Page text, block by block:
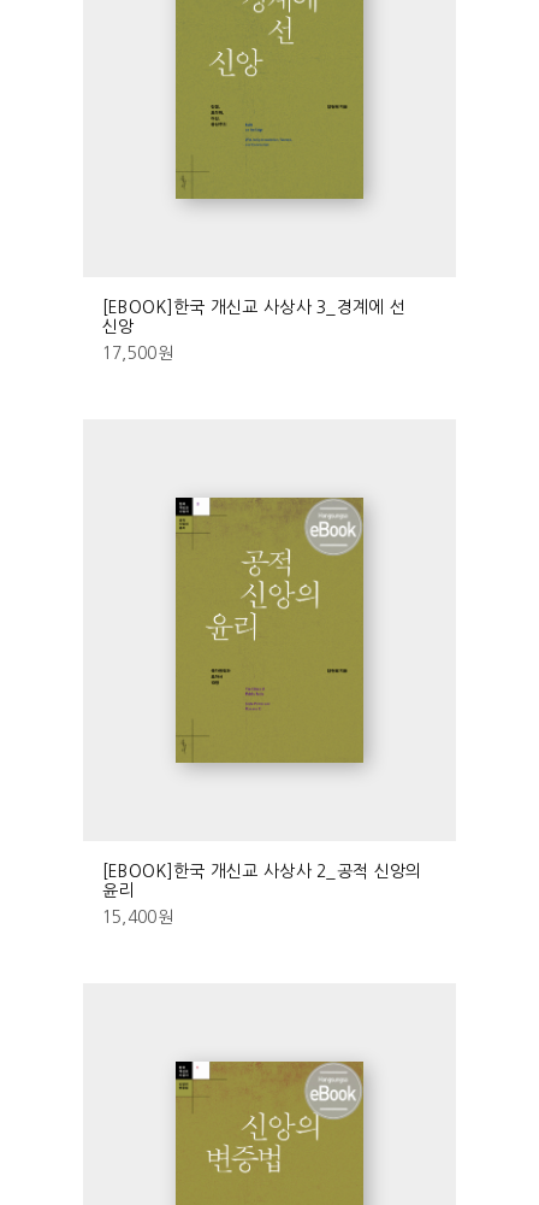
[EBOOK]한국 개신교 사상사 3_경계에 선
신앙
17,500원
[EBOOK]한국 개신교 사상사 2_공적 신앙의
윤리
15,400원